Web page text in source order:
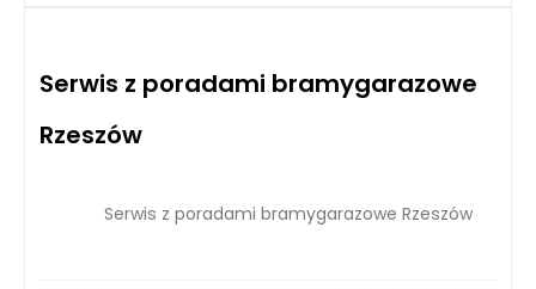
Serwis z poradami bramygarazowe
Rzeszów
Serwis z poradami bramygarazowe Rzeszów